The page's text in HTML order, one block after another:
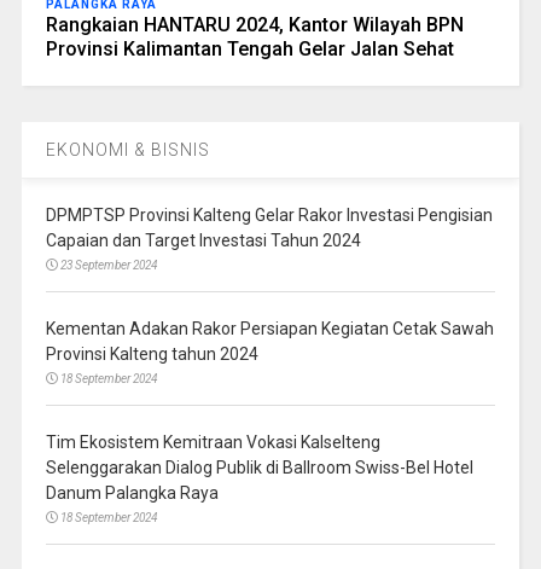
PALANGKA RAYA
Rangkaian HANTARU 2024, Kantor Wilayah BPN
Provinsi Kalimantan Tengah Gelar Jalan Sehat
EKONOMI & BISNIS
DPMPTSP Provinsi Kalteng Gelar Rakor Investasi Pengisian
Capaian dan Target Investasi Tahun 2024
23 September 2024
Kementan Adakan Rakor Persiapan Kegiatan Cetak Sawah
Provinsi Kalteng tahun 2024
18 September 2024
Tim Ekosistem Kemitraan Vokasi Kalselteng
Selenggarakan Dialog Publik di Ballroom Swiss-Bel Hotel
Danum Palangka Raya
18 September 2024